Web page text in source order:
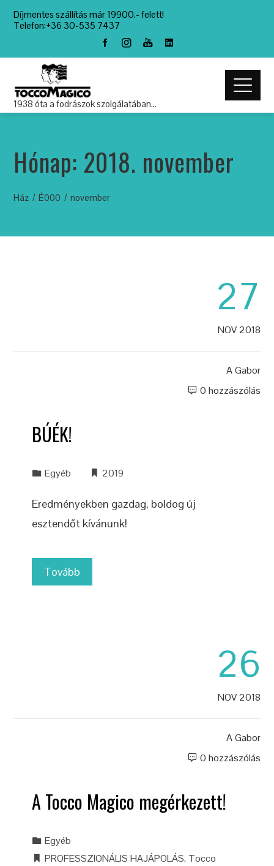
Díjmentes szállítás már 19900.- felett!
Telefon:+36 30-535 7437
1938 óta a fodrászok szolgálatában…
Hónap: 2018. november
Ház É000 november
27
NOV 2018
AGabor
0 hozzászólás
BÚÉK!
Egyéb 2019
Eredményekben gazdag, boldog új
esztendőt kívánunk!
Tovább
26
NOV 2018
AGabor
0 hozzászólás
A Tocco Magico megérkezett!
Egyéb
PROFESSZIONÁLIS HAJÁPOLÁS, Tocco